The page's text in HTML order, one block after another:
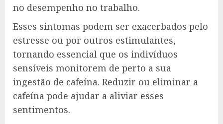
no desempenho no trabalho.
Esses sintomas podem ser exacerbados pelo
estresse ou por outros estimulantes,
tornando essencial que os indivíduos
sensíveis monitorem de perto a sua
ingestão de cafeína. Reduzir ou eliminar a
cafeína pode ajudar a aliviar esses
sentimentos.